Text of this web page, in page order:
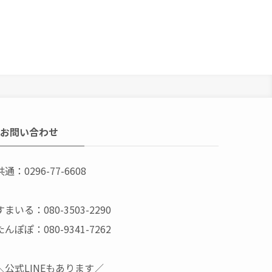
お問い合わせ
通：0296-77-6608
まいる：080-3503-2290
んぽぽ：080-9341-7262
公式LINEもあります／